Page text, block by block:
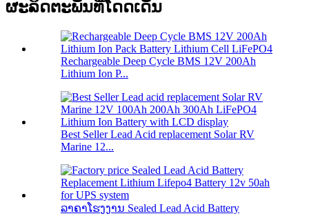
ຜະລິດຕະພັນທີ່ໂດດເດັ່ນ
Rechargeable Deep Cycle BMS 12V 200Ah
Lithium Ion P...
Best Seller Lead Acid replacement Solar RV
Marine 12...
ລາຄາໂຮງງານ Sealed Lead Acid Battery